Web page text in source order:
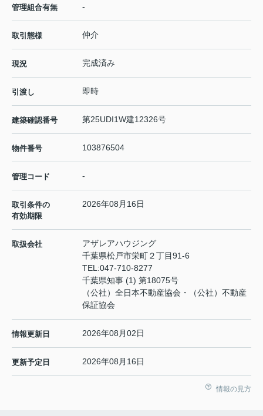
管理組合有無 -
取引態様 仲介
現況 完成済み
引渡し 即時
建築確認番号 第25UDI1W建12326号
物件番号 103876504
管理コード -
取引条件の
有効期限
2026年08月16日
取扱会社
アザレアハウジング
千葉県松戸市栄町２丁目91-6
TEL:047-710-8277
千葉県知事 (1) 第18075号
（公社）全日本不動産協会・（公社）不動産
保証協会
情報更新日 2026年08月02日
更新予定日 2026年08月16日
情報の見方